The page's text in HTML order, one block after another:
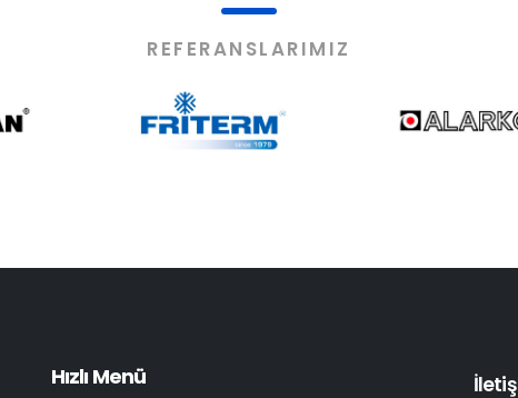
REFERANSLARIMIZ
Hızlı Menü